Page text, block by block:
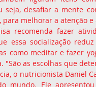
seja, desafiar a mente
para melhorar a atenção e
recomenda fazer
essa socialização
como meditar e fazer
"São as escolhas que
o nutricionista Daniel
mundo. Ele